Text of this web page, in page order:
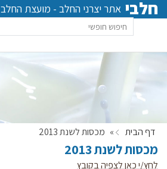
חלבי אתר יצרני החלב - מועצת החלב
דף הבית » מכסות לשנת 2013
מכסות לשנת 2013
לחץ/י כאן לצפיה בקובץ